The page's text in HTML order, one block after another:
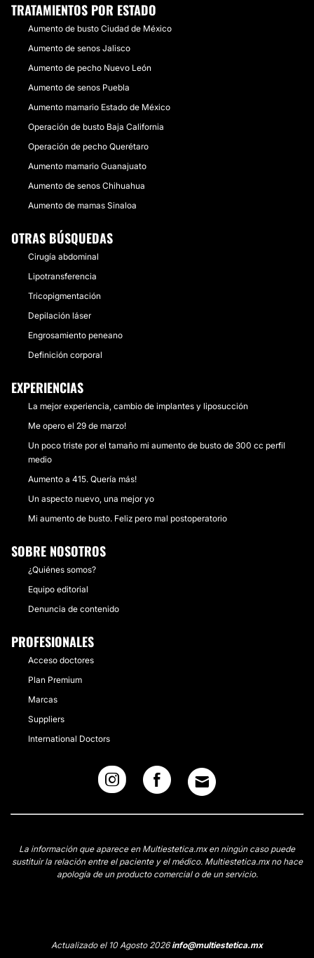
TRATAMIENTOS POR ESTADO
Aumento de busto Ciudad de México
Aumento de senos Jalisco
Aumento de pecho Nuevo León
Aumento de senos Puebla
Aumento mamario Estado de México
Operación de busto Baja California
Operación de pecho Querétaro
Aumento mamario Guanajuato
Aumento de senos Chihuahua
Aumento de mamas Sinaloa
OTRAS BÚSQUEDAS
Cirugía abdominal
Lipotransferencia
Tricopigmentación
Depilación láser
Engrosamiento peneano
Definición corporal
EXPERIENCIAS
La mejor experiencia, cambio de implantes y liposucción
Me opero el 29 de marzo!
Un poco triste por el tamaño mi aumento de busto de 300 cc perfil
medio
Aumento a 415. Quería más!
Un aspecto nuevo, una mejor yo
Mi aumento de busto. Feliz pero mal postoperatorio
SOBRE NOSOTROS
¿Quiénes somos?
Equipo editorial
Denuncia de contenido
PROFESIONALES
Acceso doctores
Plan Premium
Marcas
Suppliers
International Doctors
La información que aparece en Multiestetica.mx en ningún caso puede
sustituir la relación entre el paciente y el médico. Multiestetica.mx no hace
apología de un producto comercial o de un servicio.
Actualizado el 10 Agosto 2026info@multiestetica.mx